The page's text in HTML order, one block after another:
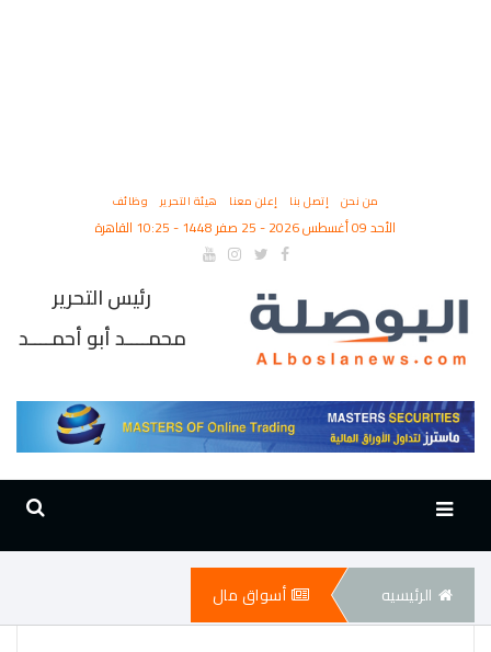
من نحن إتصل بنا إعلن معنا هيئة التحرير وظائف
الأحد 09 أغسطس 2026 - 25 صفر 1448 - 10:25 القاهرة
رئيس التحرير
محمــــد أبو أحمــــد
الرئيسيه أسواق مال